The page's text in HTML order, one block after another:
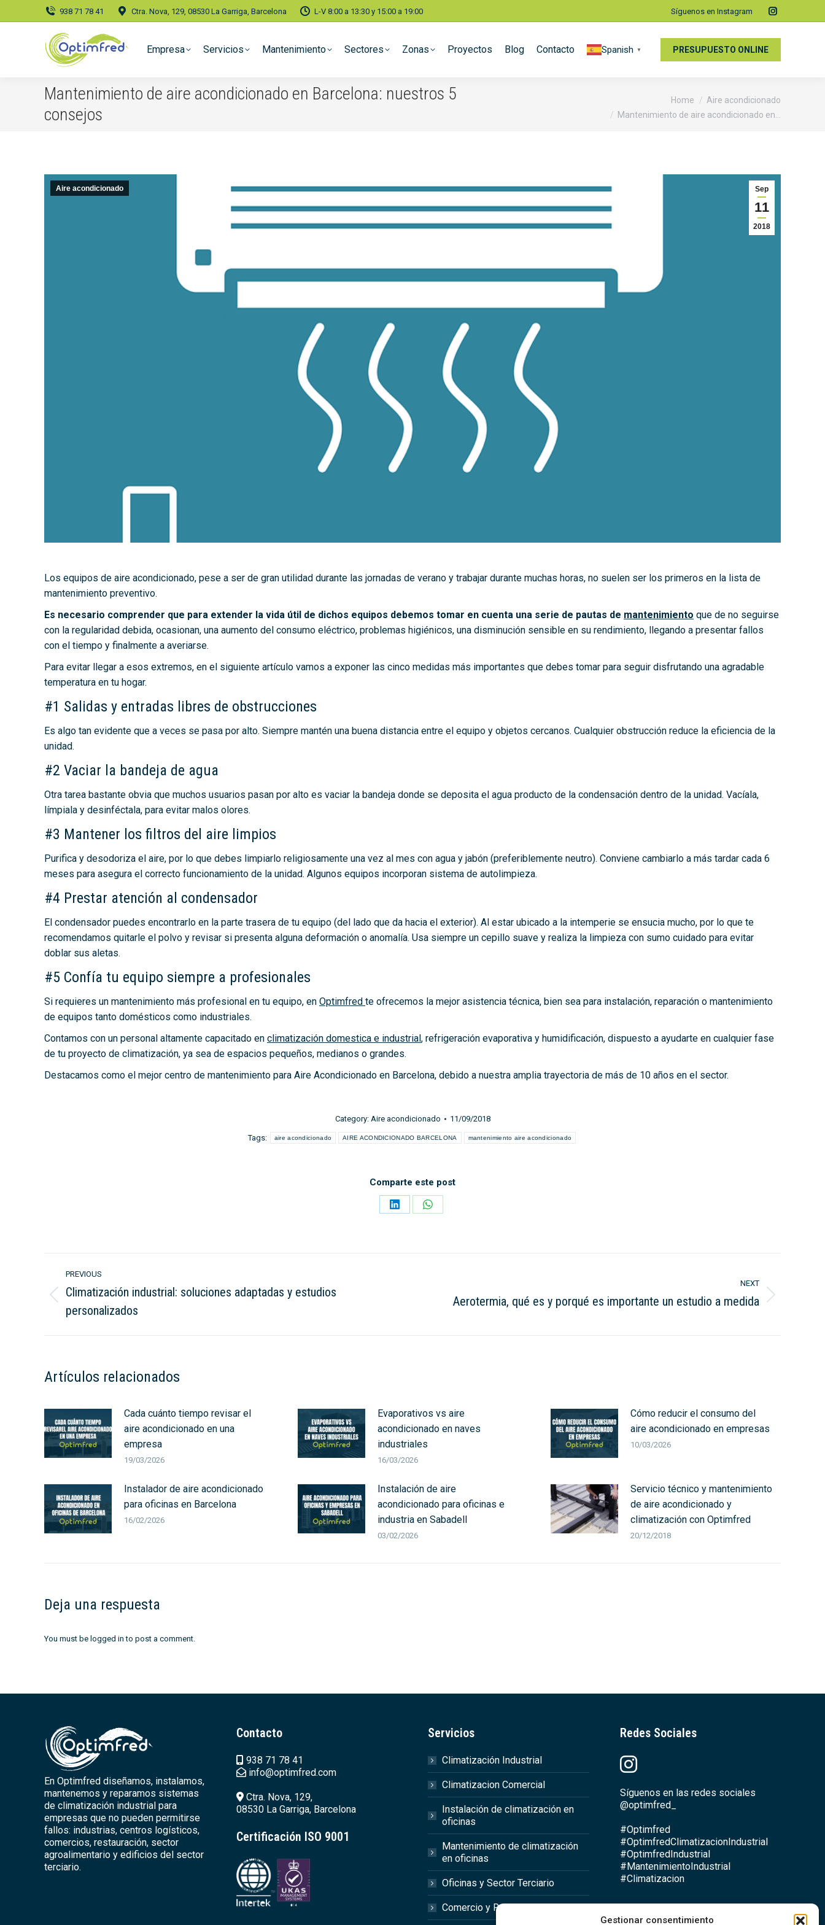
Gestionar consentimiento
938 71 78 41 Ctra. Nova, 129, 08530 La Garriga, Barcelona L-V 8:00 a 13:30 y 15:00 a 19:00 Síguenos en Instagram
Instagram
window
Empresa Servicios Mantenimiento Sectores Zonas Proyectos Blog Contacto Spanish ▼ PRESUPUESTO ONLINE
Mantenimiento de aire acondicionado en Barcelona: nuestros 5
consejos
Home
Aire acondicionado
Mantenimiento de aire acondicionado en…
Sep
11
2018
Aire acondicionado
Los equipos de aire acondicionado, pese a ser de gran utilidad durante las jornadas de verano y trabajar durante muchas horas, no suelen ser los primeros en la lista de
mantenimiento preventivo.
Es necesario comprender que para extender la vida útil de dichos equipos debemos tomar en cuenta una serie de pautas de mantenimiento que de no seguirse
con la regularidad debida, ocasionan, una aumento del consumo eléctrico, problemas higiénicos, una disminución sensible en su rendimiento, llegando a presentar fallos
con el tiempo y finalmente a averiarse.
Para evitar llegar a esos extremos, en el siguiente artículo vamos a exponer las cinco medidas más importantes que debes tomar para seguir disfrutando una agradable
temperatura en tu hogar.
#1 Salidas y entradas libres de obstrucciones
Es algo tan evidente que a veces se pasa por alto. Siempre mantén una buena distancia entre el equipo y objetos cercanos. Cualquier obstrucción reduce la eficiencia de la
unidad.
#2 Vaciar la bandeja de agua
Otra tarea bastante obvia que muchos usuarios pasan por alto es vaciar la bandeja donde se deposita el agua producto de la condensación dentro de la unidad. Vacíala,
límpiala y desinféctala, para evitar malos olores.
#3 Mantener los filtros del aire limpios
Purifica y desodoriza el aire, por lo que debes limpiarlo religiosamente una vez al mes con agua y jabón (preferiblemente neutro). Conviene cambiarlo a más tardar cada 6
meses para asegura el correcto funcionamiento de la unidad. Algunos equipos incorporan sistema de autolimpieza.
#4 Prestar atención al condensador
El condensador puedes encontrarlo en la parte trasera de tu equipo (del lado que da hacia el exterior). Al estar ubicado a la intemperie se ensucia mucho, por lo que te
recomendamos quitarle el polvo y revisar si presenta alguna deformación o anomalía. Usa siempre un cepillo suave y realiza la limpieza con sumo cuidado para evitar
doblar sus aletas.
#5 Confía tu equipo siempre a profesionales
Si requieres un mantenimiento más profesional en tu equipo, en Optimfred te ofrecemos la mejor asistencia técnica, bien sea para instalación, reparación o mantenimiento
de equipos tanto domésticos como industriales.
Contamos con un personal altamente capacitado en climatización domestica e industrial, refrigeración evaporativa y humidificación, dispuesto a ayudarte en cualquier fase
de tu proyecto de climatización, ya sea de espacios pequeños, medianos o grandes.
Destacamos como el mejor centro de mantenimiento para Aire Acondicionado en Barcelona, debido a nuestra amplia trayectoria de más de 10 años en el sector.
Category: Aire acondicionado 11/09/2018
Tags: aire acondicionado AIRE ACONDICIONADO BARCELONA mantenimiento aire acondicionado
Comparte este post
Share
Share
navigation
PREVIOUS
post:
Climatización industrial: soluciones adaptadas y estudios
personalizados
NEXT
Aerotermia, qué es y porqué es importante un estudio a medida
Artículos relacionados
Cada cuánto tiempo revisar el
aire acondicionado en una
empresa
19/03/2026
Evaporativos vs aire
acondicionado en naves
industriales
16/03/2026
Cómo reducir el consumo del
aire acondicionado en empresas
10/03/2026
Instalador de aire acondicionado
para oficinas en Barcelona
16/02/2026
Instalación de aire
acondicionado para oficinas e
industria en Sabadell
03/02/2026
Servicio técnico y mantenimiento
de aire acondicionado y
climatización con Optimfred
20/12/2018
Deja una respuesta
You must be logged in to post a comment.
En Optimfred diseñamos, instalamos,
mantenemos y reparamos sistemas
de climatización industrial para
empresas que no pueden permitirse
fallos: industrias, centros logísticos,
comercios, restauración, sector
agroalimentario y edificios del sector
terciario.
Contacto
938 71 78 41
info@optimfred.com
Ctra. Nova, 129,
08530 La Garriga, Barcelona
Certificación ISO 9001
Servicios
Climatización Industrial
Climatizacion Comercial
Instalación de climatización en
oficinas
Mantenimiento de climatización
en oficinas
Oficinas y Sector Terciario
Comercio y Retail
Redes Sociales
Síguenos en las redes sociales
@optimfred_
#Optimfred
#OptimfredClimatizacionIndustrial
#OptimfredIndustrial
#MantenimientoIndustrial
#Climatizacion